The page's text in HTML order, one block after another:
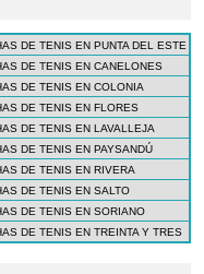
DE TENIS EN PUNTA DEL ESTE
DE TENIS EN CANELONES
DE TENIS EN COLONIA
DE TENIS EN FLORES
DE TENIS EN LAVALLEJA
DE TENIS EN PAYSANDÚ
DE TENIS EN RIVERA
DE TENIS EN SALTO
DE TENIS EN SORIANO
DE TENIS EN TREINTA Y TRES